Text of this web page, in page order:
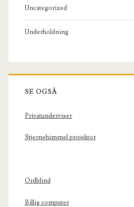
Uncategorized
Underholdning
SE OGSÅ
Privatunderviser
Stjernehimmel projektor
Ordblind
Billig computer